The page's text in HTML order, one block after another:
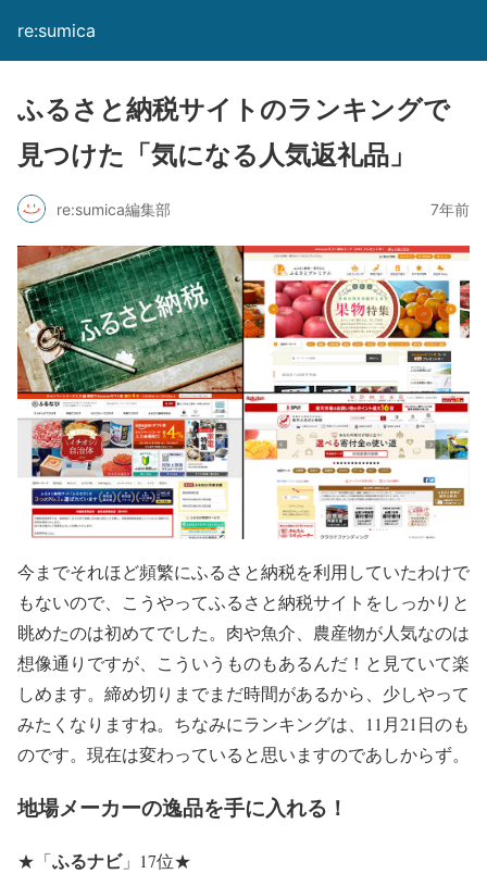
re:sumica
ふるさと納税サイトのランキングで
見つけた「気になる人気返礼品」
re:sumica編集部 7年前
今までそれほど頻繁にふるさと納税を利用していたわけで
もないので、こうやってふるさと納税サイトをしっかりと
眺めたのは初めてでした。肉や魚介、農産物が人気なのは
想像通りですが、こういうものもあるんだ！と見ていて楽
しめます。締め切りまでまだ時間があるから、少しやって
みたくなりますね。ちなみにランキングは、11月21日のも
のです。現在は変わっていると思いますのであしからず。
地場メーカーの逸品を手に入れる！
★ 「ふるナビ」17位★